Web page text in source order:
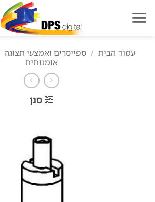
עמוד הבית / ספייסרים ואמצעי תצוגה
אומנותית
סנן